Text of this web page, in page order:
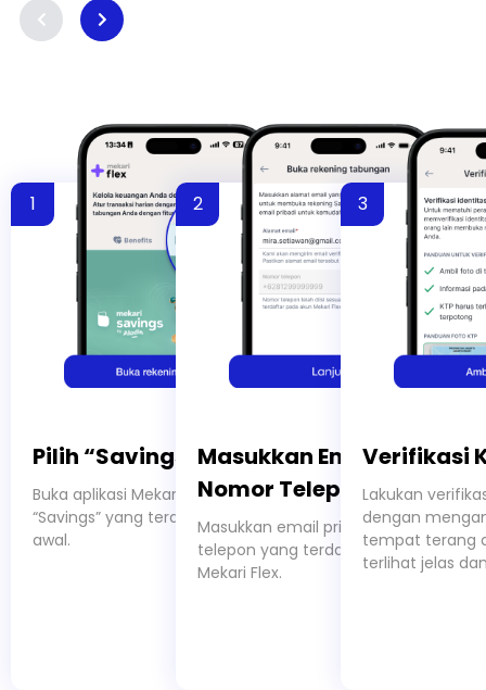
Pilih “Savings”
Buka aplikasi Mekari Flex dan klik
“Savings” yang terdapat di menu
awal.
Masukkan Email dan
Nomor Telepon
Masukkan email pribadi dan nomor
telepon yang terdaftar pada akun
Mekari Flex.
Verifikasi
Lakukan
dengan
tempat terang
terlihat jelas